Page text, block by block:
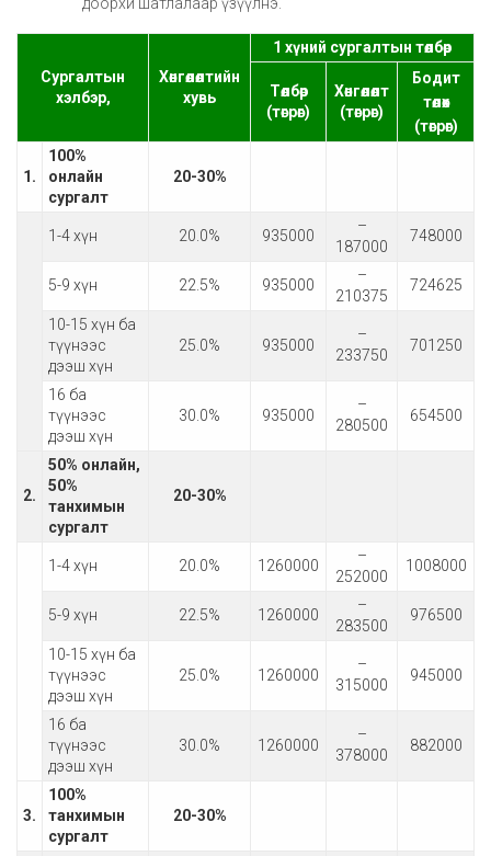
Сургалтын
хэлбэр,
Хөнгөлөлтийн
хувь
1 хүний сургалтын төлбөр
Төлбөр
(төгрөг)
Хөнгөлөлт
(төгрөг)
Бодит
төлөх
(төгрөг)
1.
100%
онлайн
сургалт
20-30%
1-4 хүн 20.0% 935000
–
187000
748000
5-9 хүн 22.5% 935000
–
210375
724625
10-15 хүн ба
түүнээс
дээш хүн
25.0% 935000
–
233750
701250
16 ба
түүнээс
дээш хүн
30.0% 935000
–
280500
654500
2.
50% онлайн,
50%
танхимын
сургалт
20-30%
1-4 хүн 20.0% 1260000
–
252000
1008000
5-9 хүн 22.5% 1260000
–
283500
976500
10-15 хүн ба
түүнээс
дээш хүн
25.0% 1260000
–
315000
945000
16 ба
түүнээс
дээш хүн
30.0% 1260000
–
378000
882000
3.
100%
танхимын
сургалт
20-30%